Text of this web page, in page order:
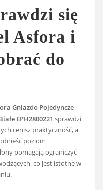
się
Asfora i
do
Gniazdo Pojedyncze
EPH2800221 sprawdzi
cenisz praktyczność, a
poziom
pomagają ograniczyć
co jest istotne w